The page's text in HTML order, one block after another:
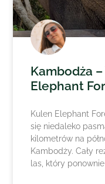
Kambodża
Elephant
Kulen Elephant
się niedaleko
kilometrów na
Kambodży. Cały
las, który